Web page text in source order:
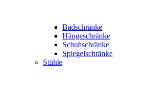
Badschränke
Hängeschränke
Schuhschränke
Spiegelschränke
Stühle